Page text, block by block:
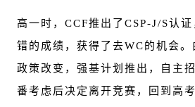
高一时，CCF推出了CSP-J/S认
错的成绩，获得了去WC的机会。
政策改变，强基计划推出，自主
番考虑后决定离开竞赛，回到高